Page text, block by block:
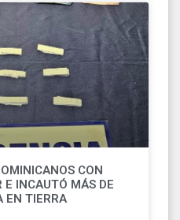
CON
E INCAUTÓ MÁS DE
EN TIERRA